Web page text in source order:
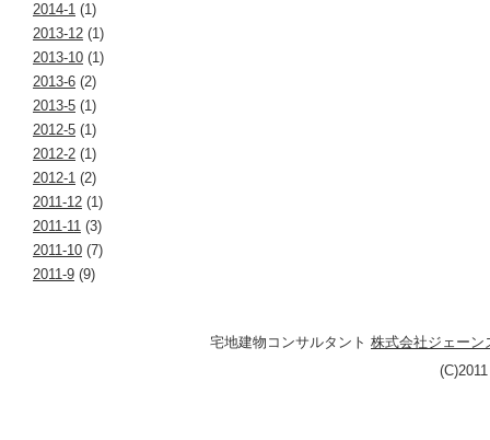
2014-1 (1)
2013-12 (1)
2013-10 (1)
2013-6 (2)
2013-5 (1)
2012-5 (1)
2012-2 (1)
2012-1 (2)
2011-12 (1)
2011-11 (3)
2011-10 (7)
2011-9 (9)
宅地建物コンサルタント 株式会社ジェーン